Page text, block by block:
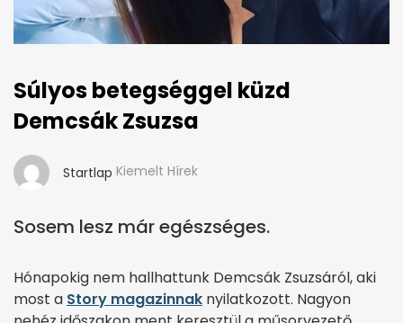
Súlyos betegséggel küzd
Demcsák Zsuzsa
Startlap Kiemelt Hírek
Sosem lesz már egészséges.
Hónapokig nem hallhattunk Demcsák Zsuzsáról, aki
most a Story magazinnak nyilatkozott. Nagyon